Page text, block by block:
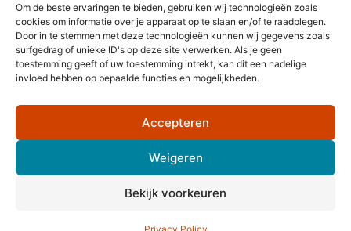
Om de beste ervaringen te bieden, gebruiken wij technologieën zoals
cookies om informatie over je apparaat op te slaan en/of te raadplegen.
Door in te stemmen met deze technologieën kunnen wij gegevens zoals
surfgedrag of unieke ID's op deze site verwerken. Als je geen
toestemming geeft of uw toestemming intrekt, kan dit een nadelige
invloed hebben op bepaalde functies en mogelijkheden.
Accepteren
Weigeren
Bekijk voorkeuren